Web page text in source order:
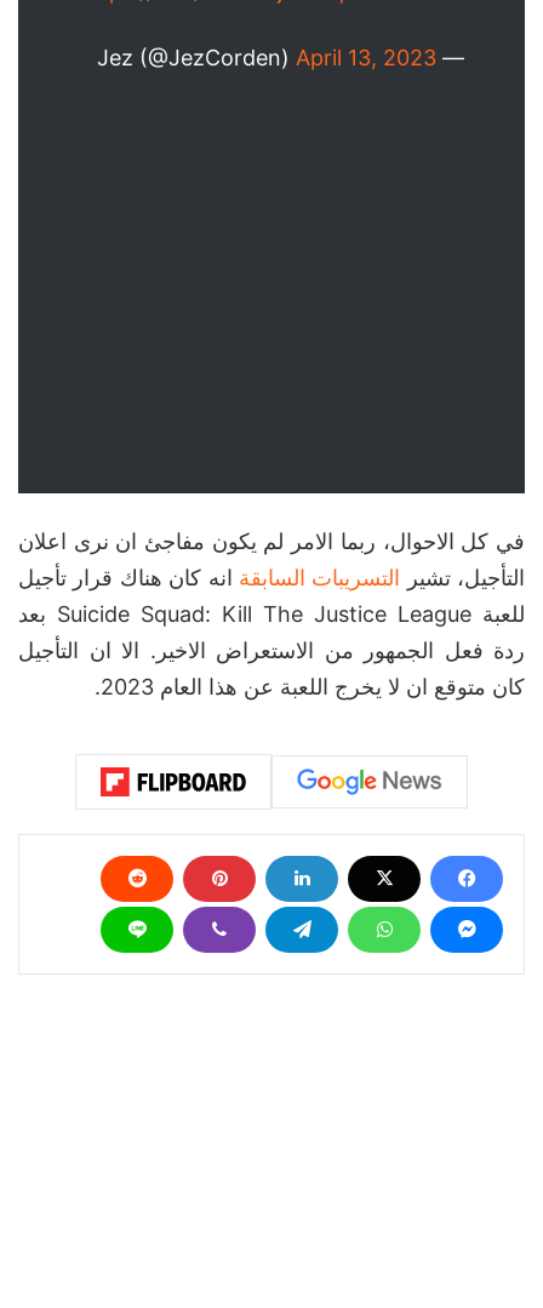
— Jez (@JezCorden)
April 13, 2023
في كل الاحوال، ربما الامر لم يكون مفاجئ ان نرى اعلان
التأجيل، تشير التسريبات السابقة انه كان هناك قرار تأجيل
للعبة Suicide Squad: Kill The Justice League بعد
ردة فعل الجمهور من الاستعراض الاخير. الا ان التأجيل
كان متوقع ان لا يخرج اللعبة عن هذا العام 2023.